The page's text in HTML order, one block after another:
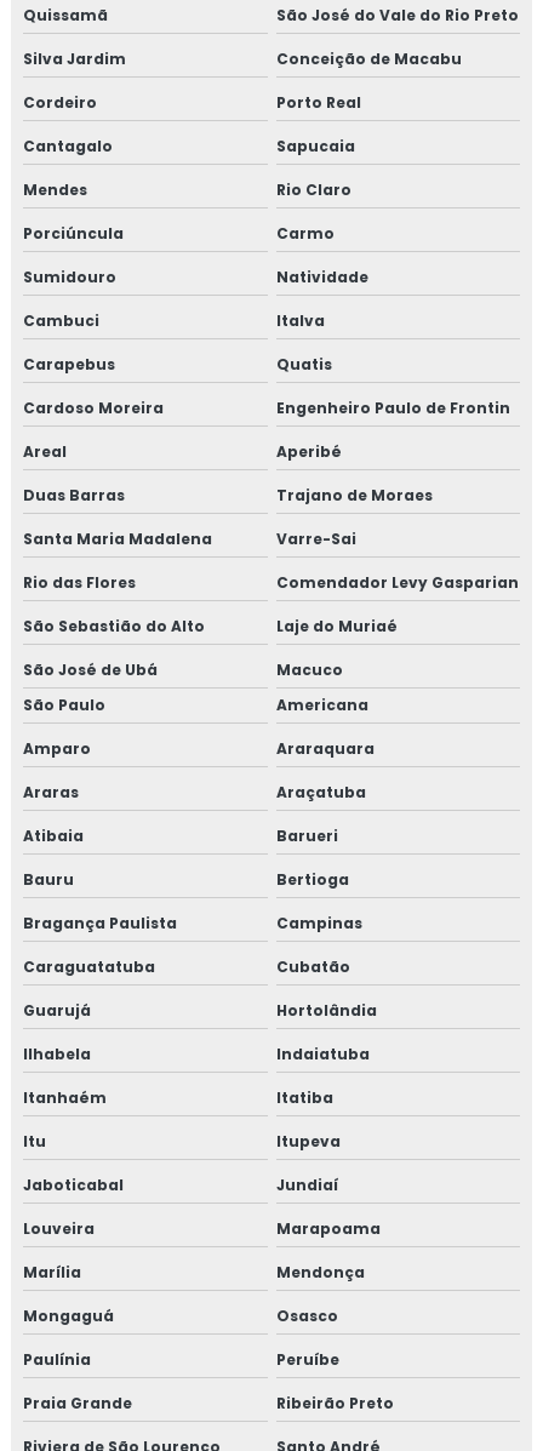
EMPRESA DE MANUTENÇÃO PREDIAL
EMPRESA DE MANUTENÇÃO PREDIAL RJ
TREINAMENTO NR10 ONLINE
TESTE HIDROSTÁTICO NR13
TESTE HIDROSTATICO VASO DE PRESSÃO
TESTE HIDROSTÁTICO EM MANGUEIRAS
TESTE HIDROSTÁTICO COMPRESSOR DE AR
NR13 TESTE HIDROSTATICO
TESTE HIDROSTÁTICO TUBULAÇÃO
TESTE DE PRESSÃO HIDROSTÁTICA
TESTE HIDROSTATICO EM TUBULAÇÃO DE
TESTE HIDROSTÁTICO EM CALDEIRAS
TESTE HIDROSTÁTICO EM TUBULAÇÕES DE ÁGUA
LAUDO DE ESTANQUEIDADE
TESTE DE ESTANQUEIDADE ÁGUA
TESTE DE ESTANQUEIDADE EM TANQUES
TESTE DE VAZAMENTO DE GÁS
TESTE DE ESTANQUEIDADE EM TUBULAÇÃO DE
GÁS
EMPRESAS QUE FAZEM TESTE DE ESTANQUEIDADE
INSPEÇÃO DE ESTANQUEIDADE
NR 10 CURSO
CURSO NR 10 ONLINE
CURSO NR 10 EAD
TREINAMENTO DE NR 10
TREINAMENTO NR10 BÁSICO
CURSO NR 10 PRESENCIAL
Quissamã São José do Vale do Rio Preto
Silva Jardim Conceição de Macabu
Cordeiro Porto Real
Cantagalo Sapucaia
Mendes Rio Claro
Porciúncula Carmo
Sumidouro Natividade
Cambuci Italva
Carapebus Quatis
Cardoso Moreira Engenheiro Paulo de Frontin
Areal Aperibé
Duas Barras Trajano de Moraes
Santa Maria Madalena Varre-Sai
Rio das Flores Comendador Levy Gasparian
São Sebastião do Alto Laje do Muriaé
São José de Ubá
Macuco
São Paulo
Americana
Amparo Araraquara
Araras Araçatuba
Atibaia Barueri
Bauru Bertioga
Bragança Paulista Campinas
Caraguatatuba Cubatão
Guarujá Hortolândia
Ilhabela Indaiatuba
Itanhaém Itatiba
Itu Itupeva
Jaboticabal Jundiaí
Louveira Marapoama
Marília Mendonça
Mongaguá Osasco
Paulínia Peruíbe
Praia Grande Ribeirão Preto
Riviera de São Lourenço Santo André